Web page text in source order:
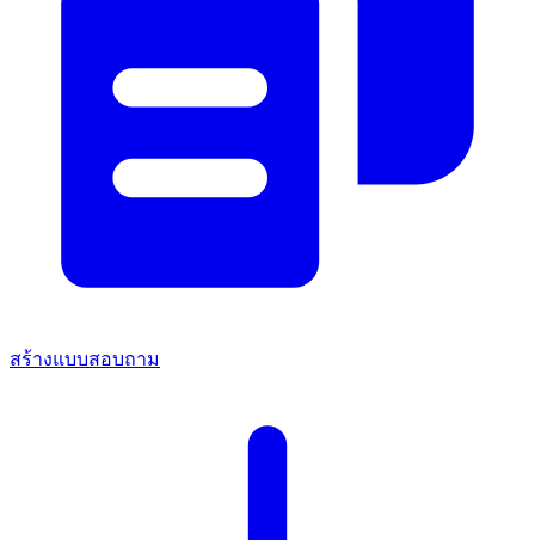
สร้างแบบสอบถาม